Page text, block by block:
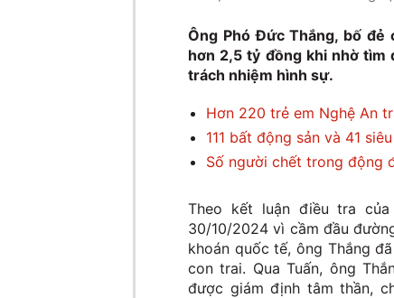
Ông Phó Đức Thắng, bố
hơn 2,5 tỷ đồng khi nhờ tìm
trách nhiệm hình sự.
Hơn 220 trẻ em Nghệ An
111 bất động sản và 41
Số người chết trong động
Theo kết luận điều tra
30/10/2024 vì cầm đầu
khoán quốc tế, ông Thắng
con trai. Qua Tuấn, ông
được giám định tâm thần,